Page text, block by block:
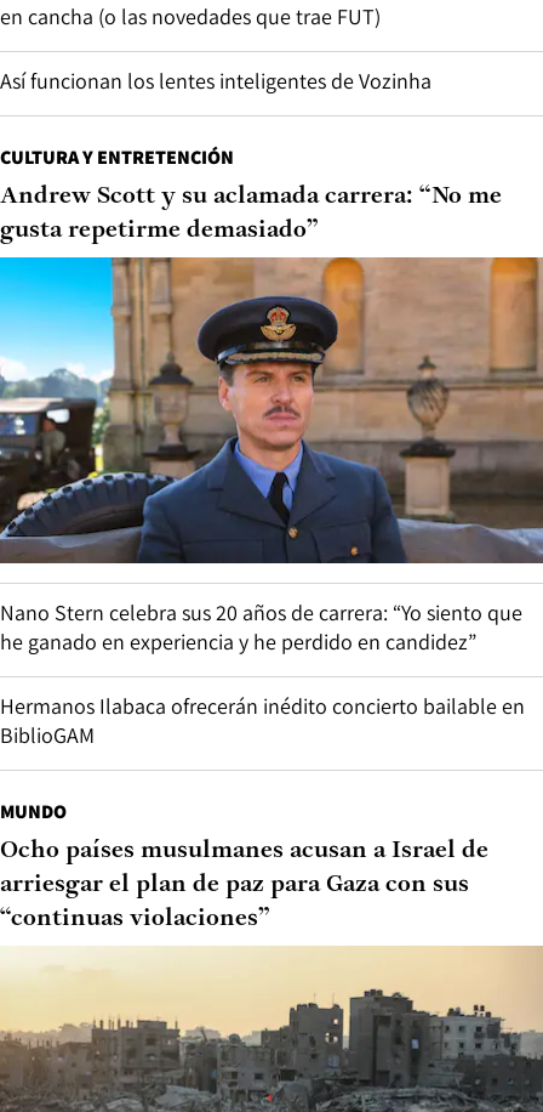
en cancha (o las novedades que trae FUT)
Así funcionan los lentes inteligentes de Vozinha
CULTURA Y ENTRETENCIÓN
Andrew Scott y su aclamada carrera: “No me
gusta repetirme demasiado”
Nano Stern celebra sus 20 años de carrera: “Yo siento que
he ganado en experiencia y he perdido en candidez”
Hermanos Ilabaca ofrecerán inédito concierto bailable en
BiblioGAM
MUNDO
Ocho países musulmanes acusan a Israel de
arriesgar el plan de paz para Gaza con sus
“continuas violaciones”